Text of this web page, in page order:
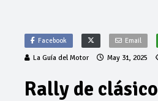
Facebook Email
La Guía del Motor May 31, 2025
Rally de